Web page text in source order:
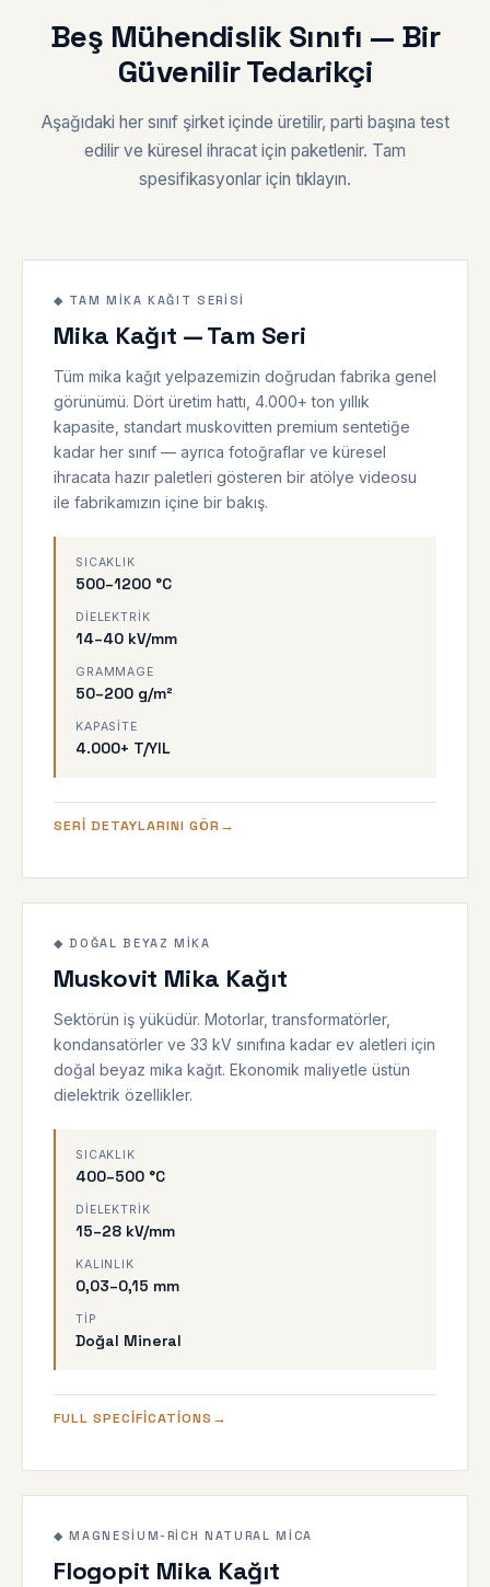
Beş Mühendislik Sınıfı — Bir
Güvenilir Tedarikçi
Aşağıdaki her sınıf şirket içinde üretilir, parti başına test
edilir ve küresel ihracat için paketlenir. Tam
spesifikasyonlar için tıklayın.
◆ SERI ÖZETI
◆ TAM MIKA KAĞIT SERISI
Mika Kağıt — Tam Seri
Tüm mika kağıt yelpazemizin doğrudan fabrika genel
görünümü. Dört üretim hattı, 4.000+ ton yıllık
kapasite, standart muskovitten premium sentetiğe
kadar her sınıf — ayrıca fotoğraflar ve küresel
ihracata hazır paletleri gösteren bir atölye videosu
ile fabrikamızın içine bir bakış.
SICAKLIK
500–1200 °C
DIELEKTRIK
14–40 kV/mm
GRAMMAGE
50–200 g/m²
KAPASITE
4.000+ T/YIL
SERI DETAYLARINI GÖR
◆ STANDARD
◆ DOĞAL BEYAZ MIKA
Muskovit Mika Kağıt
Sektörün iş yüküdür. Motorlar, transformatörler,
kondansatörler ve 33 kV sınıfına kadar ev aletleri için
doğal beyaz mika kağıt. Ekonomik maliyetle üstün
dielektrik özellikler.
SICAKLIK
400–500 °C
DIELEKTRIK
15–28 kV/mm
KALINLIK
0,03–0,15 mm
TIP
Doğal Mineral
FULL SPECIFICATIONS
◆ KEHRIBAR MIKA
◆ MAGNESIUM-RICH NATURAL MICA
Flogopit Mika Kağıt